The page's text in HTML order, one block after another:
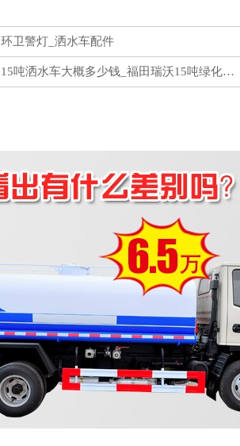
环卫警灯_洒水车配件
15吨洒水车大概多少钱_福田瑞沃15吨绿化…